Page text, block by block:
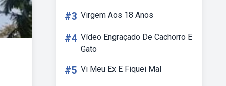
#3 Virgem Aos 18 Anos
#4 Vídeo Engraçado De Cachorro E
Gato
#5 Vi Meu Ex E Fiquei Mal